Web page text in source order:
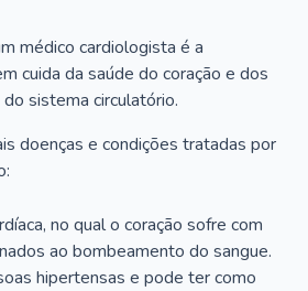
médico cardiologista é a
cuida da saúde do coração e dos
sistema circulatório.
doenças e condições tratadas por
no qual o coração sofre com
ao bombeamento do sangue.
hipertensas e pode ter como